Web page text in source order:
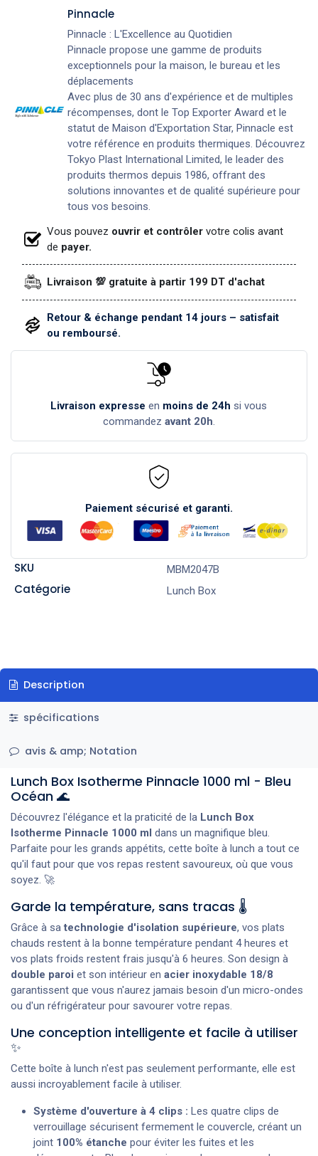
Pinnacle
Pinnacle : L'Excellence au Quotidien
Pinnacle propose une gamme de produits
exceptionnels pour la maison, le bureau et les
déplacements
Avec plus de 30 ans d'expérience et de multiples
récompenses, dont le Top Exporter Award et le
statut de Maison d'Exportation Star, Pinnacle est
votre référence en produits thermiques. Découvrez
Tokyo Plast International Limited, le leader des
produits thermos depuis 1986, offrant des
solutions innovantes et de qualité supérieure pour
tous vos besoins.
Vous pouvez ouvrir et contrôler votre colis avant
de payer.
Livraison 💯 gratuite à partir 199 DT d'achat
Retour & échange pendant 14 jours – satisfait
ou remboursé.
Livraison expresse en moins de 24h si vous
commandez avant 20h.
Paiement sécurisé et garanti.
SKU MBM2047B
Catégorie Lunch Box
Description
spécifications
avis & amp; Notation
Lunch Box Isotherme Pinnacle 1000 ml - Bleu
Océan 🌊
Découvrez l'élégance et la praticité de la Lunch Box
Isotherme Pinnacle 1000 ml dans un magnifique bleu.
Parfaite pour les grands appétits, cette boîte à lunch a tout ce
qu'il faut pour que vos repas restent savoureux, où que vous
soyez. 🚀
Garde la température, sans tracas 🌡️
Grâce à satechnologie d'isolation supérieure, vos plats
chauds restent à la bonne température pendant 4 heures et
vos plats froids restent frais jusqu'à 6 heures. Son design à
double paroi et son intérieur en acier inoxydable 18/8
garantissent que vous n'aurez jamais besoin d'un micro-ondes
ou d'un réfrigérateur pour savourer votre repas.
Une conception intelligente et facile à utiliser
✨
Cette boîte à lunch n'est pas seulement performante, elle est
aussi incroyablement facile à utiliser.
Système d'ouverture à 4 clips : Les quatre clips de
verrouillage sécurisent fermement le couvercle, créant un
joint 100% étanche pour éviter les fuites et les